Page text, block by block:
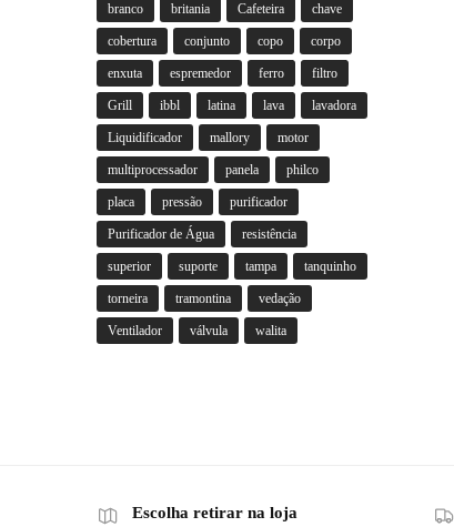
branco britania Cafeteira chave
cobertura conjunto copo corpo
enxuta espremedor ferro filtro
Grill ibbl latina lava lavadora
Liquidificador mallory motor
multiprocessador panela philco
placa pressão purificador
Purificador de Água resistência
superior suporte tampa tanquinho
torneira tramontina vedação
Ventilador válvula walita
Escolha retirar na loja